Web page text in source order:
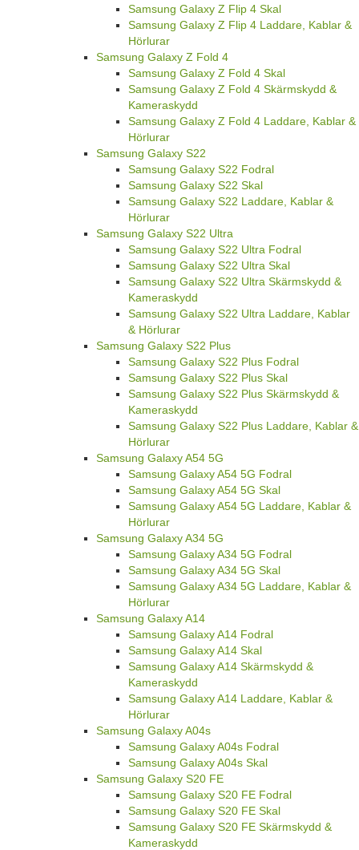
Samsung Galaxy Z Flip 4 Skal
Samsung Galaxy Z Flip 4 Laddare, Kablar &
Hörlurar
Samsung Galaxy Z Fold 4
Samsung Galaxy Z Fold 4 Skal
Samsung Galaxy Z Fold 4 Skärmskydd &
Kameraskydd
Samsung Galaxy Z Fold 4 Laddare, Kablar &
Hörlurar
Samsung Galaxy S22
Samsung Galaxy S22 Fodral
Samsung Galaxy S22 Skal
Samsung Galaxy S22 Laddare, Kablar &
Hörlurar
Samsung Galaxy S22 Ultra
Samsung Galaxy S22 Ultra Fodral
Samsung Galaxy S22 Ultra Skal
Samsung Galaxy S22 Ultra Skärmskydd &
Kameraskydd
Samsung Galaxy S22 Ultra Laddare, Kablar
& Hörlurar
Samsung Galaxy S22 Plus
Samsung Galaxy S22 Plus Fodral
Samsung Galaxy S22 Plus Skal
Samsung Galaxy S22 Plus Skärmskydd &
Kameraskydd
Samsung Galaxy S22 Plus Laddare, Kablar &
Hörlurar
Samsung Galaxy A54 5G
Samsung Galaxy A54 5G Fodral
Samsung Galaxy A54 5G Skal
Samsung Galaxy A54 5G Laddare, Kablar &
Hörlurar
Samsung Galaxy A34 5G
Samsung Galaxy A34 5G Fodral
Samsung Galaxy A34 5G Skal
Samsung Galaxy A34 5G Laddare, Kablar &
Hörlurar
Samsung Galaxy A14
Samsung Galaxy A14 Fodral
Samsung Galaxy A14 Skal
Samsung Galaxy A14 Skärmskydd &
Kameraskydd
Samsung Galaxy A14 Laddare, Kablar &
Hörlurar
Samsung Galaxy A04s
Samsung Galaxy A04s Fodral
Samsung Galaxy A04s Skal
Samsung Galaxy S20 FE
Samsung Galaxy S20 FE Fodral
Samsung Galaxy S20 FE Skal
Samsung Galaxy S20 FE Skärmskydd &
Kameraskydd